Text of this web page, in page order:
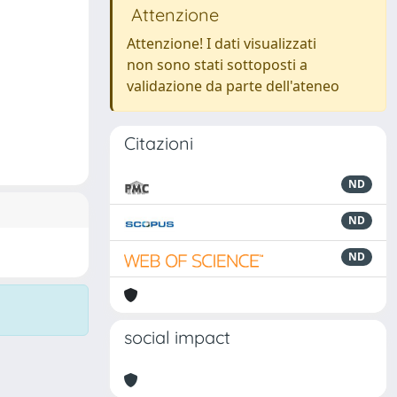
Attenzione
Attenzione! I dati visualizzati
non sono stati sottoposti a
validazione da parte dell'ateneo
Citazioni
ND
ND
ND
social impact